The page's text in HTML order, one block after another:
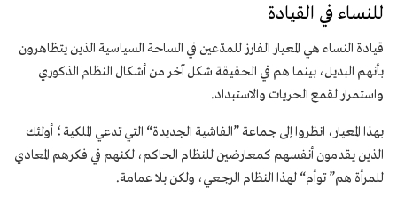
للنساء في القيادة
قيادة النساء هي المعيار الفارز للمدّعين في الساحة السياسية الذين يتظاهرون
بأنهم البديل، بينما هم في الحقيقة شكل آخر من أشكال النظام الذكوري
واستمرار لقمع الحريات والاستبداد.
بهذا المعيار، انظروا إلى جماعة ”الفاشية الجديدة“ التي تدعي الملكية؛ أولئك
الذين يقدمون أنفسهم كمعارضين للنظام الحاكم، لكنهم في فكرهم المعادي
للمرأة هم” توأم“ لهذا النظام الرجعي، ولكن بلا عمامة.